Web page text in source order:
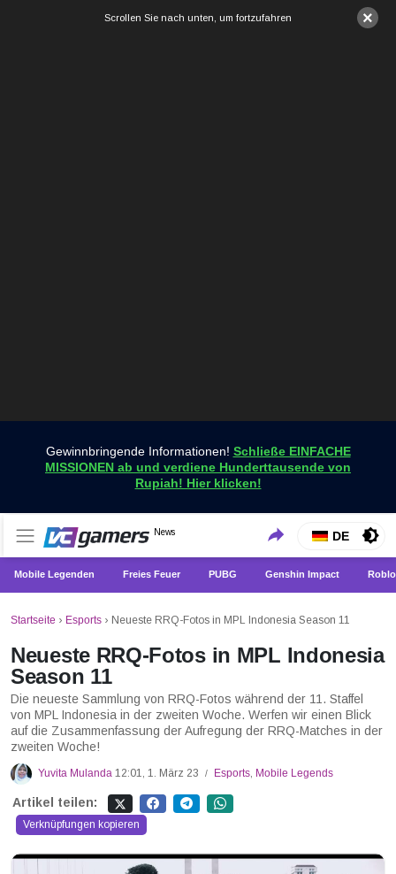
×
Scrollen Sie nach unten, um fortzufahren
Gewinnbringende Informationen! Schließe EINFACHE
MISSIONEN ab und verdiene Hunderttausende von
Rupiah! Hier klicken!
VCGamers-Neuigkeiten
News
Holen Sie sich die neuesten Spielnachrichten nur bei
VCGamers
DE
Mobile Legenden Freies Feuer PUBG Genshin Impact
Startseite › Esports › Neueste RRQ-Fotos in MPL Indonesia Season 11
Neueste RRQ-Fotos in MPL Indonesia
Season 11
Die neueste Sammlung von RRQ-Fotos während der 11. Staffel
von MPL Indonesia in der zweiten Woche. Werfen wir einen Blick
auf die Zusammenfassung der Aufregung der RRQ-Matches in der
zweiten Woche!
Yuvita Mulanda 12:01, 1. März 23 / Esports, Mobile Legends
Artikel teilen:
Verknüpfungen kopieren